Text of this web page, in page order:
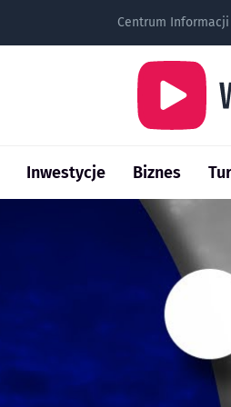
Centrum
Inwestycje Biznes